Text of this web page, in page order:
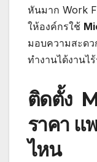
หันมาก Work
ให้องค์กรใช้
มอบความสะดว
ทำงานได้งานไ
ติดตั้ง
ราคา แ
ไหน